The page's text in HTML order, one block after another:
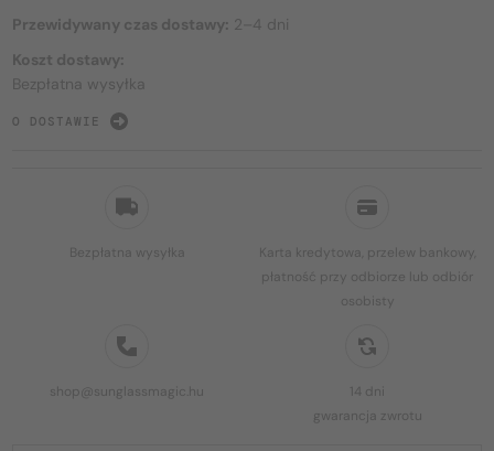
Bezpłatna wysyłka
Karta kredytowa, przelew bankowy,
płatność przy odbiorze lub odbiór
osobisty
shop@sunglassmagic.hu
14 dni
gwarancja zwrotu
Przewidywany czas dostawy: 2–4 dni
Koszt dostawy:
Bezpłatna wysyłka
O DOSTAWIE